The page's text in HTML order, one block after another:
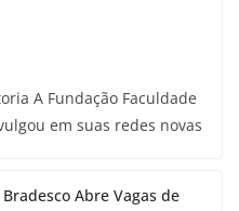
A Fundação Faculdade
em suas redes novas
Abre Vagas de